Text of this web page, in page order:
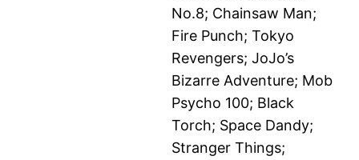
No.8; Chainsaw Man;
Fire Punch; Tokyo
Revengers; JoJo’s
Bizarre Adventure; Mob
Psycho 100; Black
Torch; Space Dandy;
Stranger Things;